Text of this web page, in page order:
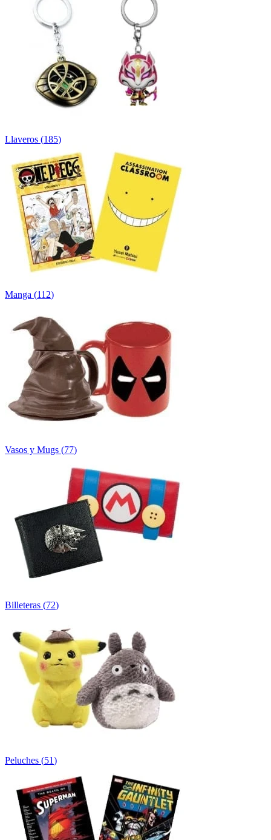
Llaveros (185)
Manga (112)
Vasos y Mugs (77)
Billeteras (72)
Peluches (51)